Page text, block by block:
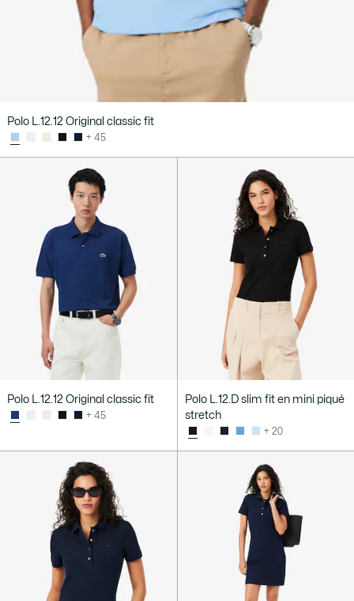
Polo L.12.12 Original classic fit
+ 45
Polo L.12.12 Original classic fit
+ 45
Polo L.12.D slim fit en mini piqué
stretch
+ 20